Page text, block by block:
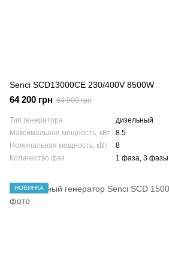
Senci SCD13000CE 230/400V 8500W
64 200 грн 64 900 грн
Тип генератора
дизельный
Максимальная мощность, кВт
8.5
Номинальная мощность, кВт
8
Количество фаз
1 фаза, 3 фазы
НОВИНКА